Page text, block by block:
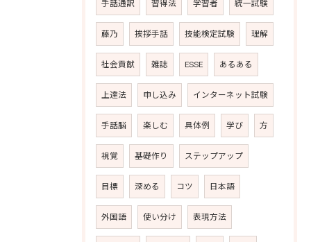
手話通訳 習得法 学習者 統一試験
藤乃 挨拶手話 技能検定試験 理解
社会貢献 雑誌 ESSE あるある
上達法 申し込み インターネット試験
手話脳 楽しむ 具体例 学び 方
視覚 基礎作り ステップアップ
目標 深める コツ 日本語
外国語 使い分け 表現方法